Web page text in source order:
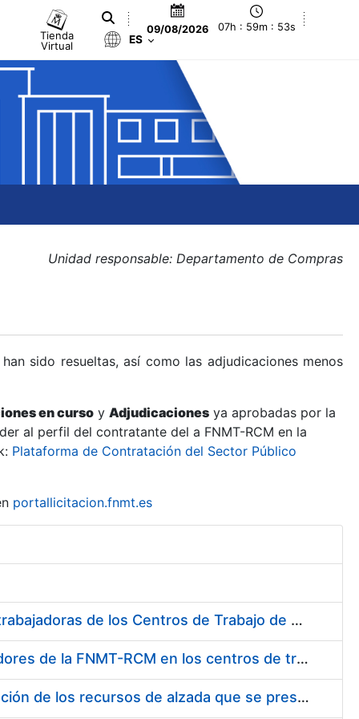
Tienda
Virtual
09/08/2026 07h : 59m : 54s
ES
Unidad responsable: Departamento de Compras
sido resueltas, así como las adjudicaciones menos
en curso y Adjudicaciones ya aprobadas por la
al perfil del contratante del a FNMT-RCM en la
Plataforma de Contratación del Sector Público
portallicitacion.fnmt.es
Suministro de Protectores Auditivos a medida para las personas trabajadoras de los Centros de Trabajo de Madrid y Burgos
Suministro de gafas graduadas antiproyecciones para los trabajadores de la FNMT-RCM en los centros de trabajo de Madrid y Burgos
Servicios de una empresa externa para el asesoramiento y resolución de los recursos de alzada que se presentan relacionados con procesos de selección para la FNMT-RCM